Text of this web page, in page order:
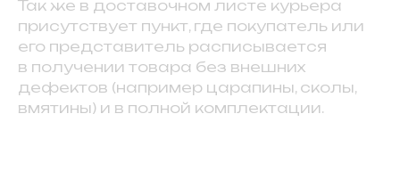
Так же в доставочном листе курьера
присутствует пункт, где покупатель или
его представитель расписывается
в получении товара без внешних
дефектов (например царапины, сколы,
вмятины) и в полной комплектации.